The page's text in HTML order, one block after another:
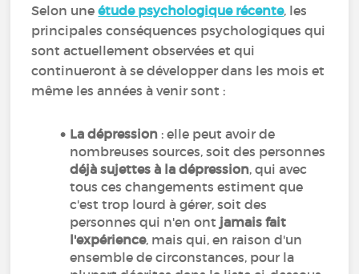
Selon uneétude psychologique récente, les
principales conséquences psychologiques qui
sont actuellement observées et qui
continueront à se développer dans les mois et
même les années à venir sont :
La dépression : elle peut avoir de
nombreuses sources, soit des personnes
déjà sujettes à la dépression, qui avec
tous ces changements estiment que
c'est trop lourd à gérer, soit des
personnes qui n'en ont jamais fait
l'expérience, mais qui, en raison d'un
ensemble de circonstances, pour la